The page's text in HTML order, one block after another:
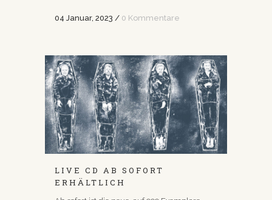
04 Januar, 2023 / 0 Kommentare
LIVE CD AB SOFORT
ERHÄLTLICH